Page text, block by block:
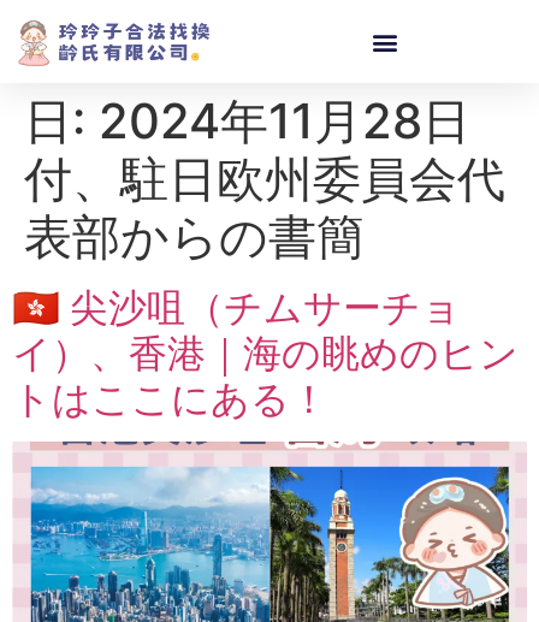
日: 2024年11月28日
付、駐日欧州委員会代
表部からの書簡
🇭🇰 尖沙咀（チムサーチョ
イ）、香港｜海の眺めのヒン
トはここにある！